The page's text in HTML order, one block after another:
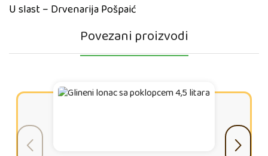
U slast – Drvenarija Pošpaić
Povezani proizvodi